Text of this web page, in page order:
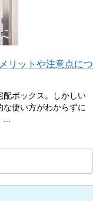
リットや注意点につ
配ボックス。しかしい
使い方がわからずに